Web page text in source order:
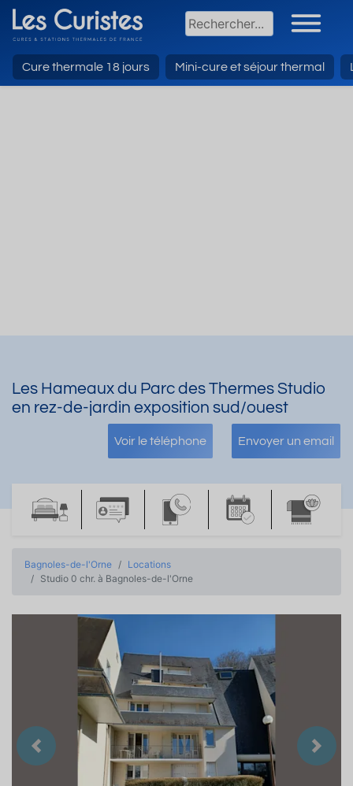
Cure thermale 18 jours Mini-cure et séjour thermal
Les Hameaux du Parc des Thermes Studio
en rez-de-jardin exposition sud/ouest
Voir le téléphone Envoyer un email
Bagnoles-de-l'Orne
Locations
Studio 0 chr. à Bagnoles-de-l'Orne
Précedent